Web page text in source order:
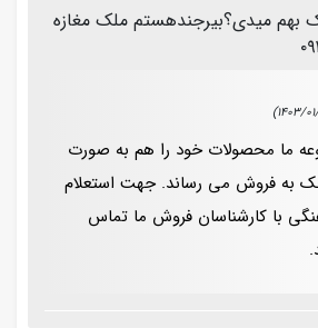
بهم میدی؟بیرجندهستم ملک مغازه
ما محصولات خود را هم به صورت
به فروش می رساند. جهت استعلام
با کارشناسان فروش ما تماس